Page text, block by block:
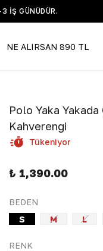
NE ALIRSAN 890 TL
Polo Yaka
Kahverengi
Tükeniyor
₺ 1,390.00
BEDEN
S
M L
RENK